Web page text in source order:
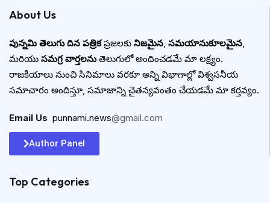
About Us
పున్నమి తెలుగు దిన పత్రికప్రజలకు నిజమైన, సమయానుకూలమైన,
మరియు సమగ్ర వార్తలనుతెలుగులో అందించడమే మా లక్ష్యం.
రాజకీయాలు నుంచి సినిమాలు వరకూ అన్ని విభాగాల్లో విశ్వసనీయ
సమాచారం అందిస్తూ, సమాజాన్ని చైతన్యవంతం చేయడమే మా కర్తవ్యం.
Email Us punnami.news@gmail.com
Author Panel
Top Categories​